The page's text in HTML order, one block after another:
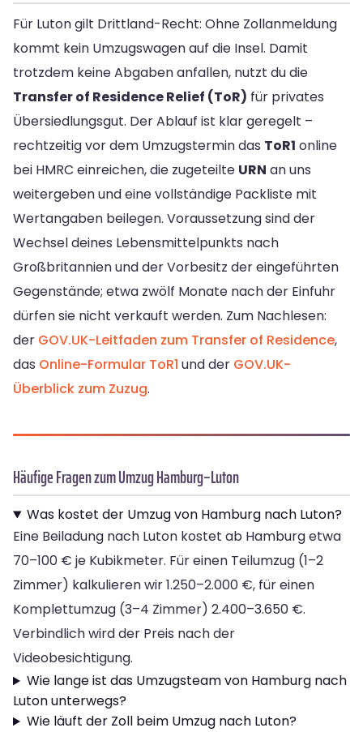
Für Luton gilt Drittland-Recht: Ohne Zollanmeldung
kommt kein Umzugswagen auf die Insel. Damit
trotzdem keine Abgaben anfallen, nutzt du die
Transfer of Residence Relief (ToR) für privates
Übersiedlungsgut. Der Ablauf ist klar geregelt –
rechtzeitig vor dem Umzugstermin das ToR1 online
bei HMRC einreichen, die zugeteilte URN an uns
weitergeben und eine vollständige Packliste mit
Wertangaben beilegen. Voraussetzung sind der
Wechsel deines Lebensmittelpunkts nach
Großbritannien und der Vorbesitz der eingeführten
Gegenstände; etwa zwölf Monate nach der Einfuhr
dürfen sie nicht verkauft werden. Zum Nachlesen:
der GOV.UK-Leitfaden zum Transfer of Residence,
das Online-Formular ToR1 und der GOV.UK-
Überblick zum Zuzug.
Häufige Fragen zum Umzug Hamburg–Luton
Was kostet der Umzug von Hamburg nach Luton?
Eine Beiladung nach Luton kostet ab Hamburg etwa
70–100 € je Kubikmeter. Für einen Teilumzug (1–2
Zimmer) kalkulieren wir 1.250–2.000 €, für einen
Komplettumzug (3–4 Zimmer) 2.400–3.650 €.
Verbindlich wird der Preis nach der
Videobesichtigung.
Wie lange ist das Umzugsteam von Hamburg nach
Luton unterwegs?
Wie läuft der Zoll beim Umzug nach Luton?